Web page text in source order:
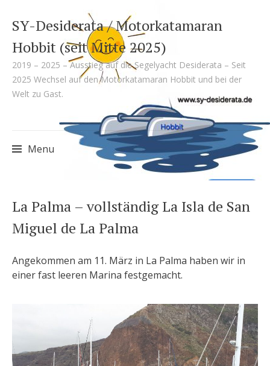
SY-Desiderata / Motorkatamaran
Hobbit (seit Mitte 2025)
2019 – 2025 – Ausstieg auf die Segelyacht Desiderata – Seit
2025 Wechsel auf den Motorkatamaran Hobbit und bei der
Welt zu Gast.
Menu
to
content
La Palma – vollständig La Isla de San
Miguel de La Palma
Angekommen am 11. März in La Palma haben wir in
einer fast leeren Marina festgemacht.